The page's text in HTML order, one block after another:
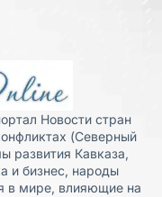
Новости стран
(Северный
развития Кавказа,
и бизнес, народы
в мире, влияющие на